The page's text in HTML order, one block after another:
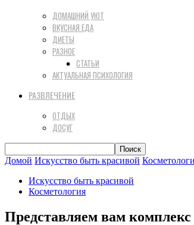
ДОМАШНИЙ УЮТ
ВКУСНАЯ ЕДА
ДИЕТЫ
РАЗНОЕ
СТАТЬИ
АКТУАЛЬНАЯ ПСИХОЛОГИЯ
РАЗВЛЕЧЕНИЕ
ОТДЫХ
ДОСУГ
Домой Искусство быть красивой
Искусство быть красивой
Косметология
Представляем вам